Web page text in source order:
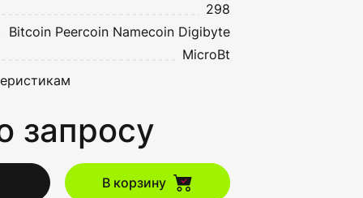
298
Bitcoin Peercoin Namecoin Digibyte
MicroBt
запросу
В корзину